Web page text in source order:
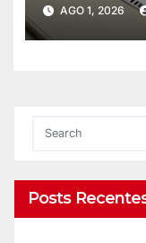
AGO 1, 2026
Posts